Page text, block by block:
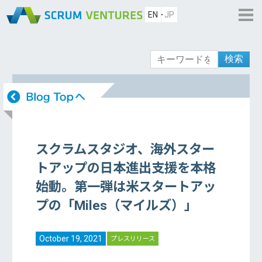
EN JP
検索
スクラムスタジオ、海外スター
トアップの日本進出支援を本格
始動。第一弾は米スタートアッ
プの「Miles（マイルズ）」
October 19, 2021 プレスリリース